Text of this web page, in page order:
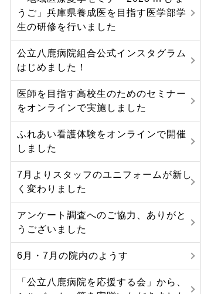
うご」兵庫県養成医を目指す医学部学
生の研修を行いました
公立八鹿病院組合公式インスタグラム
はじめました！
医師を目指す高校生のためのセミナー
をオンラインで実施しました
ふれあい看護体験をオンラインで開催
しました
7月よりスタッフのユニフォームが新し
く変わりました
アンケート調査へのご協力、ありがと
うございました
6月・7月の院内のようす
「公立八鹿病院を応援する会」から、